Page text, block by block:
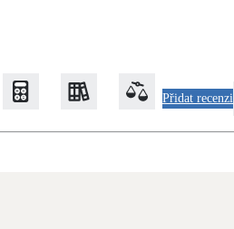
Přidat recenzi